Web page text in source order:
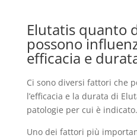
Elutatis quanto
possono
efficacia e
Ci sono diversi fattori che
l’efficacia e la durata di
patologie per cui è indicato.
Uno dei fattori più